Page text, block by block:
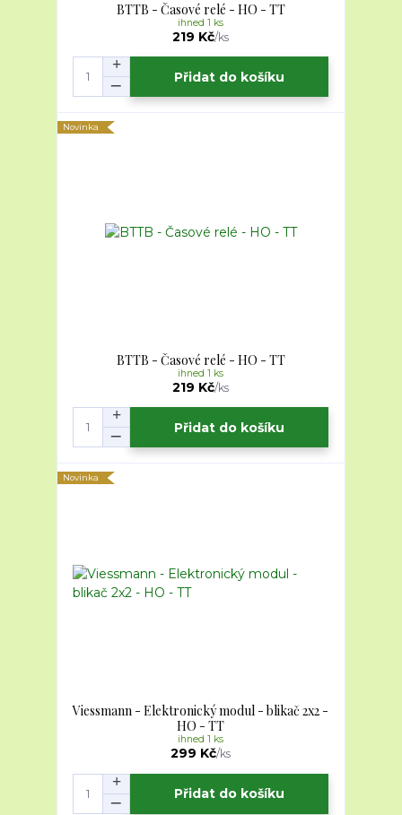
BTTB - Časové relé - HO - TT
219 Kč/ks
ihned 1 ks
Přidat do košíku
Novinka
BTTB - Časové relé - HO - TT
219 Kč/ks
ihned 1 ks
Přidat do košíku
Novinka
Viessmann - Elektronický modul - blikač 2x2 -
HO - TT
299 Kč/ks
ihned 1 ks
Přidat do košíku